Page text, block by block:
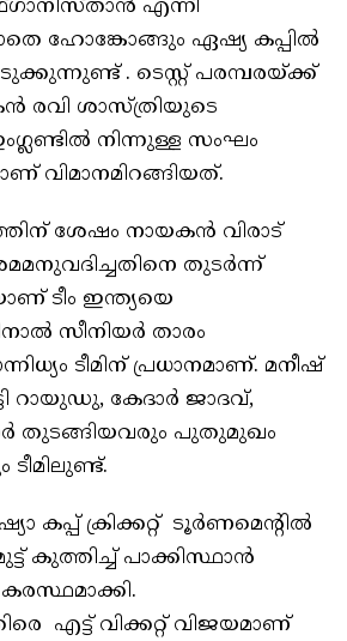
എന്നീ
ഹോങ്കോങ്ങും ഏഷ്യ കപ്പിൽ
. ടെസ്റ്റ് പരമ്പരയ്ക്ക്
രവി ശാസ്ത്രിയുടെ
നിന്നുള്ള സംഘം
വിമാനമിറങ്ങിയത്.
ശേഷം നായകൻ വിരാട്
തുടർന്ന്
ടീം ഇന്ത്യയെ
സീനിയര്‍ താരം
ടീമിന് പ്രധാനമാണ്. മനീഷ്
റായുഡു, കേദാര്‍ ജാദവ്,
തുടങ്ങിയവരും പുതുമുഖം
കപ്പ് ക്രിക്കറ്റ് ടൂര്‍ണമെന്റില്‍
കുത്തിച്ച് പാക്കിസ്ഥാൻ
എട്ട് വിക്കറ്റ് വിജയമാണ്